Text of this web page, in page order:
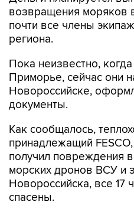
возвращения моряков
почти все члены
региона.
Пока неизвестно,
Приморье, сейчас они
Новороссийске,
документы.
Как сообщалось,
принадлежащий FESCO,
получил повреждения
морских дронов ВСУ и
Новороссийска, все 17
спасены.